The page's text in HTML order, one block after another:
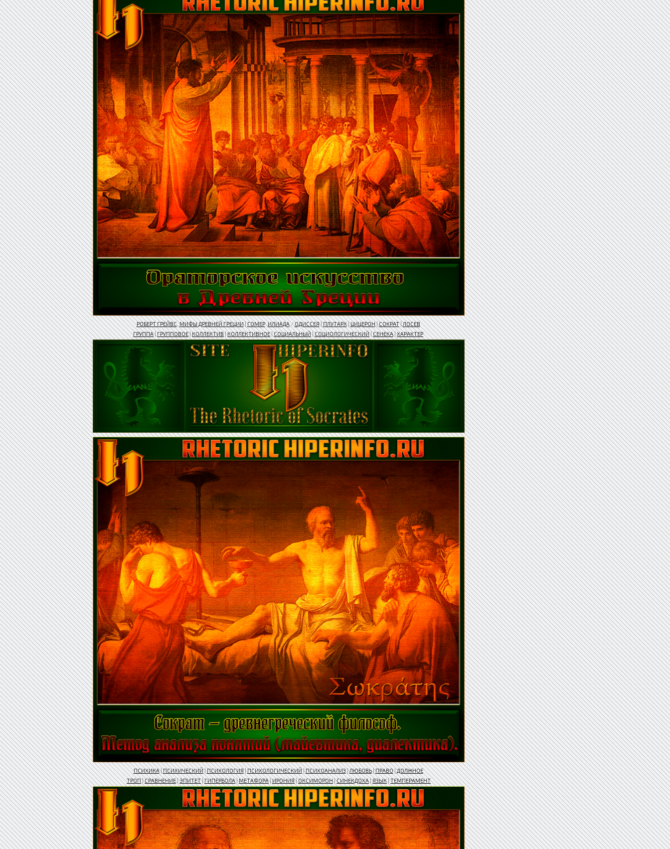
РОБЕРТ ГРЕЙВС.МИФЫ ДРЕВНЕЙ ГРЕЦИИ|ГОМЕР.ИЛИАДА/ОДИССЕЯ|ПЛУТАРХ|ЦИЦЕРОН|СОКРАТ|ЛОСЕВ
ГРУППА|ГРУППОВОЕ|КОЛЛЕКТИВ|КОЛЛЕКТИВНОЕ|СОЦИАЛЬНЫЙ|СОЦИОЛОГИЧЕСКИЙ|СЕНЕКА|ХАРАКТЕР
ПСИХИКА|ПСИХИЧЕСКИЙ|ПСИХОЛОГИЯ|ПСИХОЛОГИЧЕСКИЙ|ПСИХОАНАЛИЗ|ЛЮБОВЬ|ПРАВО|ДОЛЖНОЕ
ТРОП|СРАВНЕНИЕ|ЭПИТЕТ|ГИПЕРБОЛА|МЕТАФОРА|ИРОНИЯ|ОКСИМОРОН|СИНЕКДОХА|ЯЗЫК|ТЕМПЕРАМЕНТ